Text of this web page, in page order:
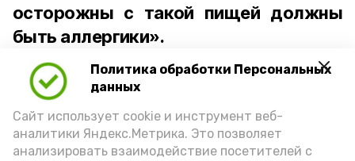
Политика обработки Персональных
данных
Сайт использует cookie и инструмент веб-
аналитики Яндекс.Метрика. Это позволяет
анализировать взаимодействие посетителей с
осторожны с такой пищей должны
быть аллергики».
Для взрослого человека безопасной
порцией икры считается 30-50 граммов
(2-3 ложки). При этом следует обратить
внимание на хлеб, с которым она